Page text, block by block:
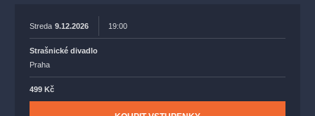
Streda 9.12.2026 19:00
Strašnické divadlo
Praha
499 Kč